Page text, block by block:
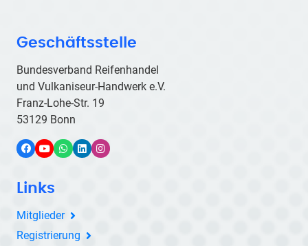
Geschäftsstelle
Bundesverband Reifenhandel
und Vulkaniseur-Handwerk e.V.
Franz-Lohe-Str. 19
53129 Bonn
FacebookYouTubeWhatsAppLinkedInInstagram
Links
Mitglieder
Registrierung